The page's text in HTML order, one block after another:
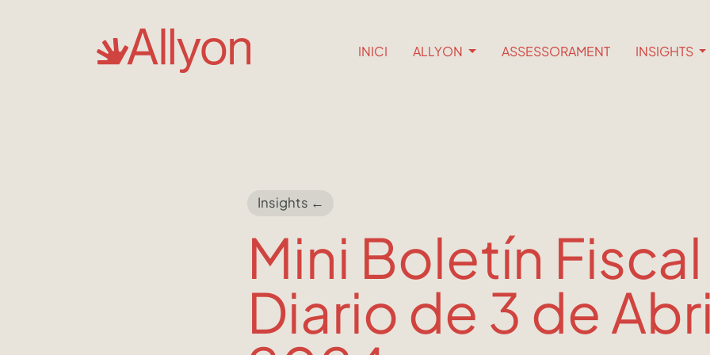
INICI ALLYON ASSESSORAMENT INSIGHTS
Insights ←
Mini Boletín Fiscal
Diario de 3 de